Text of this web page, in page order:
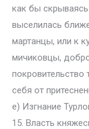
как бы
выселилась
мартанцы, или к
мичиковцы,
себя от
e) Изгнание
15. Власть